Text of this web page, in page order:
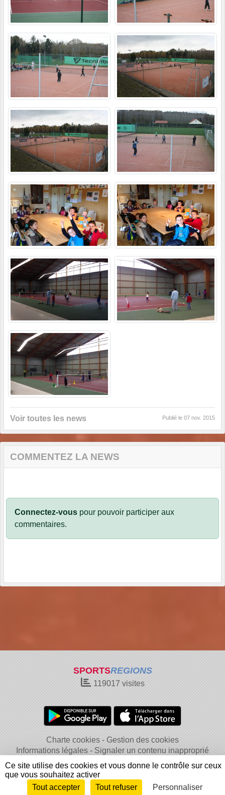
Voir toutes les news Publié le 07 nov. 2015
COMMENTEZ LA NEWS
Connectez-vous pour pouvoir participer aux
commentaires.
SPORTSREGIONS
119017 visites
Charte cookies
Gestion des cookies
Informations légales
Signaler un contenu inapproprié
Envie de participer ? Connexion
Ce site utilise des cookies et vous donne le contrôle sur ceux
que vous souhaitez activer
Tout accepter
Tout refuser Personnaliser